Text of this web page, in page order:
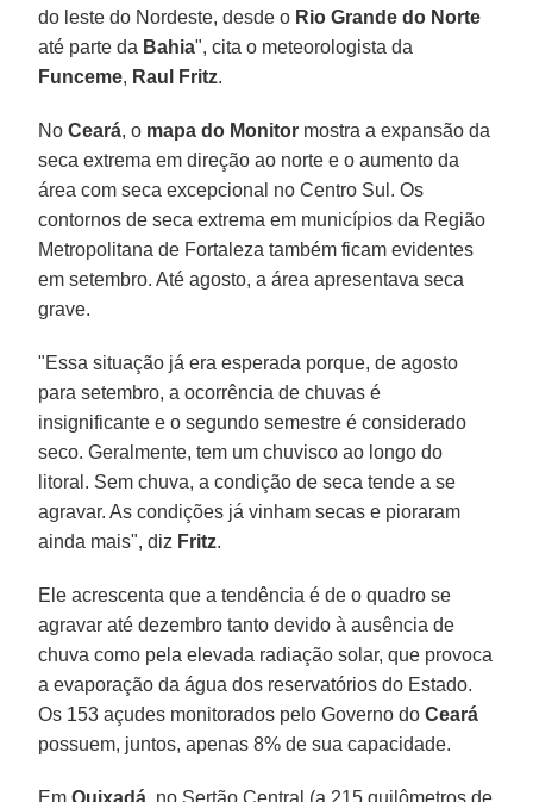
do leste do Nordeste, desde o Rio Grande do Norte
até parte da Bahia", cita o meteorologista da
Funceme, Raul Fritz.
NoCeará, o mapa do Monitor mostra a expansão da
seca extrema em direção ao norte e o aumento da
área com seca excepcional no Centro Sul. Os
contornos de seca extrema em municípios da Região
Metropolitana de Fortaleza também ficam evidentes
em setembro. Até agosto, a área apresentava seca
grave.
"Essa situação já era esperada porque, de agosto
para setembro, a ocorrência de chuvas é
insignificante e o segundo semestre é considerado
seco. Geralmente, tem um chuvisco ao longo do
litoral. Sem chuva, a condição de seca tende a se
agravar. As condições já vinham secas e pioraram
ainda mais", diz Fritz.
Ele acrescenta que a tendência é de o quadro se
agravar até dezembro tanto devido à ausência de
chuva como pela elevada radiação solar, que provoca
a evaporação da água dos reservatórios do Estado.
Os 153 açudes monitorados pelo Governo doCeará
possuem, juntos, apenas 8% de sua capacidade.
EmQuixadá , no Sertão Central (a 215 quilômetros de